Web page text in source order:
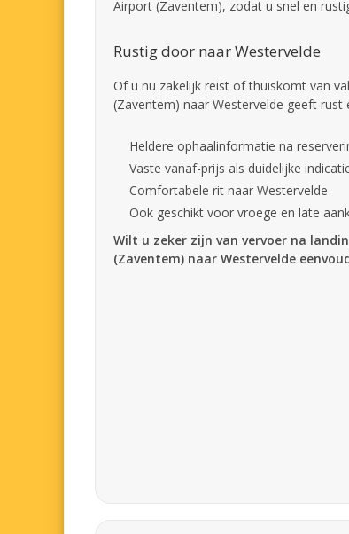
Airport (Zaventem), zodat u snel en
Rustig door naar Westervelde
Of u nu zakelijk reist of thuiskomt van
(Zaventem) naar Westervelde geeft rust
Heldere ophaalinformatie na
Vaste vanaf-prijs als duidelijke
Comfortabele rit naar Westervelde
Ook geschikt voor vroege en late
Wilt u zeker zijn van vervoer na
(Zaventem) naar Westervelde